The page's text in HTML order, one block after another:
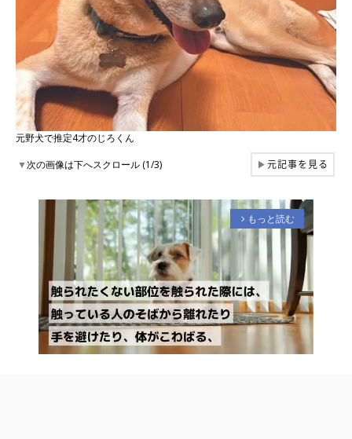
元野犬で推定4才のじろくん
▼次の画像は下へスクロール (1/3) ▶元記事を見る
arrow_forward_ios もっと読む